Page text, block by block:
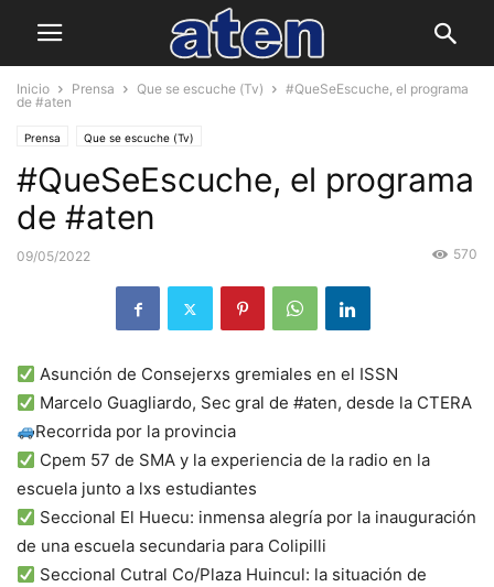
Inicio Prensa Que se escuche (Tv)
#QueSeEscuche, el programa
de #aten
Prensa Que se escuche (Tv)
#QueSeEscuche, el programa
de #aten
09/05/2022 570
Asunción de Consejerxs gremiales en el ISSN
Marcelo Guagliardo, Sec gral de #aten, desde la CTERA
Recorrida por la provincia
Cpem 57 de SMA y la experiencia de la radio en la
escuela junto a lxs estudiantes
Seccional El Huecu: inmensa alegría por la inauguración
de una escuela secundaria para Colipilli
Seccional Cutral Co/Plaza Huincul: la situación de